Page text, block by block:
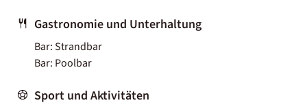
Gastronomie und Unterhaltung
Bar: Strandbar
Bar: Poolbar
Sport und Aktivitäten